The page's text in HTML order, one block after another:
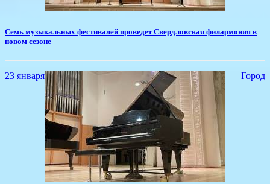
Семь музыкальных фестивалей проведет Свердловская филармония в
новом сезоне
23 января Город